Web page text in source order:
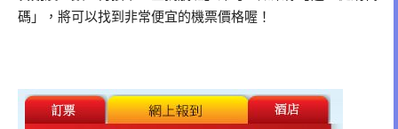
碼」，將可以找到非常便宜的機票價格喔！